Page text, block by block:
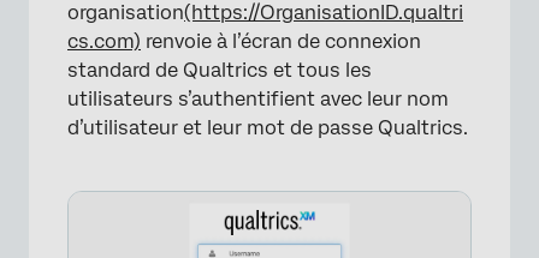
organisation(https://OrganisationID.qualtri
cs.com) renvoie à l’écran de connexion
standard de Qualtrics et tous les
utilisateurs s’authentifient avec leur nom
d’utilisateur et leur mot de passe Qualtrics.